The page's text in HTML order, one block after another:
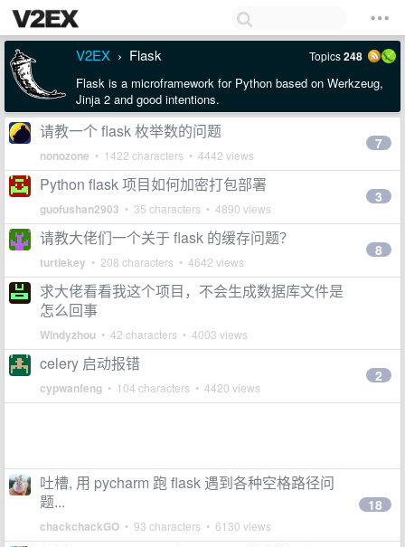
V2EX › Flask Topics248
Flask is a microframework for Python based on Werkzeug,
Jinja 2 and good intentions.
请教一个 flask 枚举数的问题
nonozone • 1422 characters • 4442 views
7
Python flask 项目如何加密打包部署
guofushan2903 • 35 characters • 4890 views
3
请教大佬们一个关于 flask 的缓存问题？
turtlekey • 208 characters • 4642 views
8
求大佬看看我这个项目，不会生成数据库文件是
怎么回事
Windyzhou • 42 characters • 4003 views
celery 启动报错
cypwanfeng • 104 characters • 4420 views
2
吐槽, 用 pycharm 跑 flask 遇到各种空格路径问
题...
chackchackGO • 93 characters • 6130 views
18